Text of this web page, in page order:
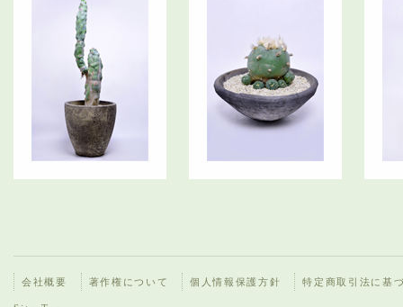
会社概要 著作権について 個人情報保護方針 特定商取引法に基